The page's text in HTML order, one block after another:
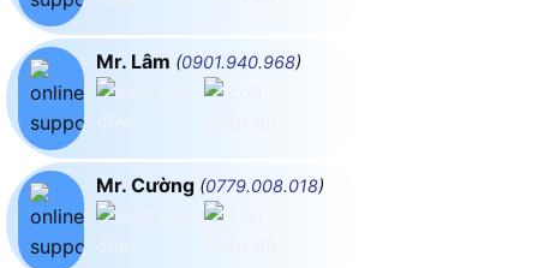
Mr. Lâm (0901.940.968)
Mr. Cường (0779.008.018)